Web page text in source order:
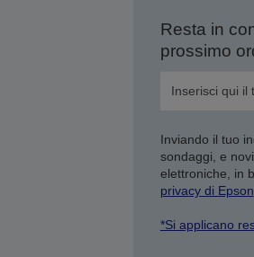
Resta in
prossimo
Inviando il tuo
sondaggi, e
elettroniche, in
privacy di Epson
*Si applicano